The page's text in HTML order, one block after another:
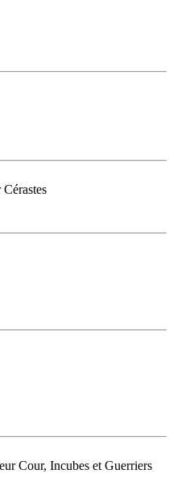
Cour, Incubes et Guerriers